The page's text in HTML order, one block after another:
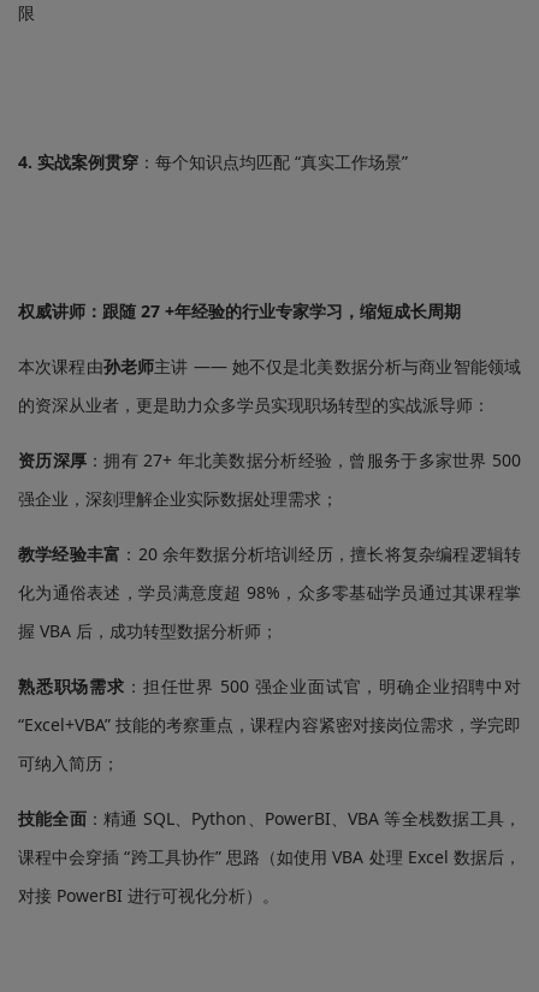
限
4. 实战案例贯穿 ：每个知识点均匹配 “真实工作场景”
权威讲师：跟随 27 +年经验的行业专家学习，缩短成长周期
本次课程由孙老师主讲 —— 她不仅是北美数据分析与商业智能领域
的资深从业者，更是助力众多学员实现职场转型的实战派导师：
资历深厚 ：拥有 27+ 年北美数据分析经验，曾服务于多家世界 500
强企业，深刻理解企业实际数据处理需求；
教学经验丰富 ：20 余年数据分析培训经历，擅长将复杂编程逻辑转
化为通俗表述，学员满意度超 98%，众多零基础学员通过其课程掌
握 VBA 后，成功转型数据分析师；
熟悉职场需求 ：担任世界 500 强企业面试官，明确企业招聘中对
“Excel+VBA” 技能的考察重点，课程内容紧密对接岗位需求，学完即
可纳入简历；
技能全面：精通 SQL、Python、PowerBI、VBA 等全栈数据工具，
课程中会穿插 “跨工具协作” 思路（如使用 VBA 处理 Excel 数据后，
对接 PowerBI 进行可视化分析）。